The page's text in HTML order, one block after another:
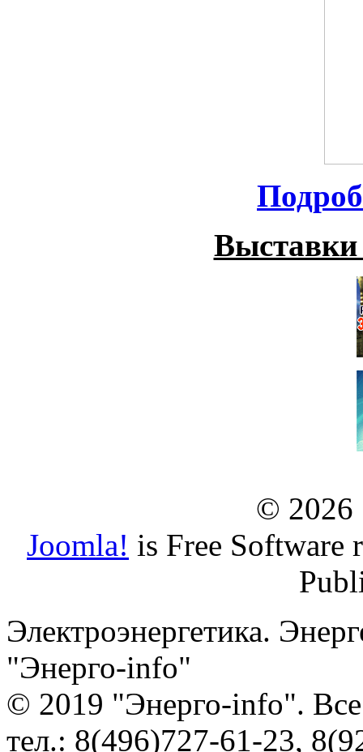
© 2026
Joomla! is Free Software
Электроэнергетика.
"Энерго-info"
© 2019 "Энерго-info".
тел.: 8(496)727-61-23,